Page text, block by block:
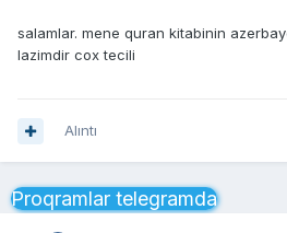
salamlar. mene quran kitabinin
lazimdir cox tecili
Alıntı
Proqramlar telegramda